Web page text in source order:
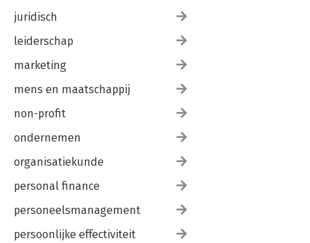
juridisch
leiderschap
marketing
mens en maatschappij
non-profit
ondernemen
organisatiekunde
personal finance
personeelsmanagement
persoonlijke effectiviteit